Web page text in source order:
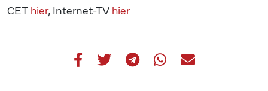
CET hier, Internet-TV hier